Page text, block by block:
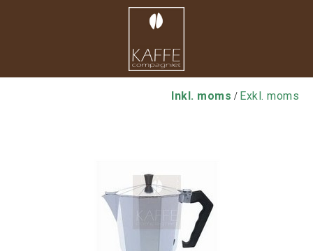
Inkl. moms / Exkl. moms